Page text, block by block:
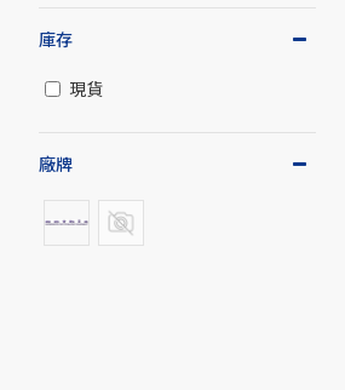
廠牌
庫存
現貨